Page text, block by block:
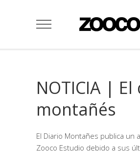
NOTICIA |
montañés
El Diario Montañes publica un
Zooco Estudio debido a sus